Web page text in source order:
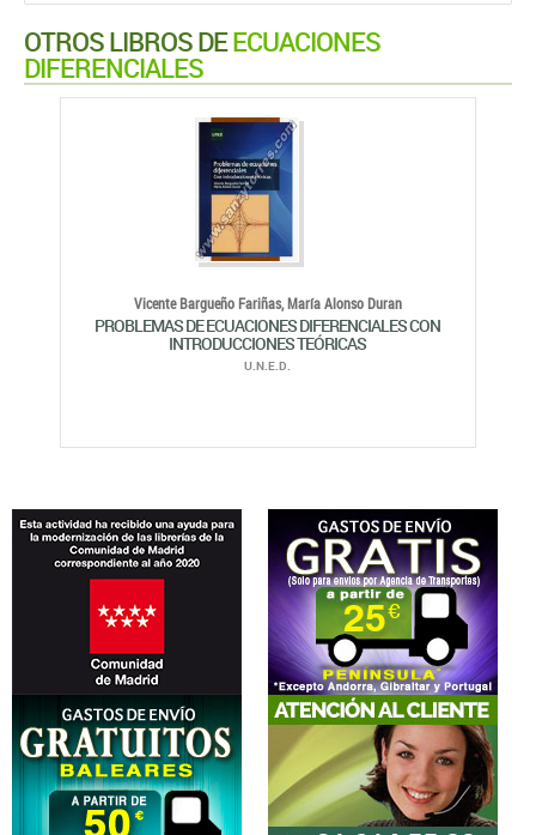
OTROS LIBROS DEECUACIONES
DIFERENCIALES
Vicente Bargueño Fariñas,María Alonso Duran
PROBLEMAS DE ECUACIONES DIFERENCIALES CON
INTRODUCCIONES TEÓRICAS
U.N.E.D.